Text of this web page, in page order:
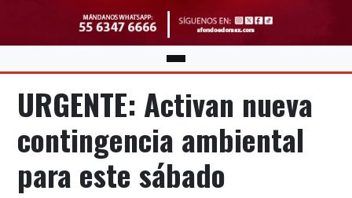
URGENTE: Activan nueva
contingencia ambiental
para este sábado